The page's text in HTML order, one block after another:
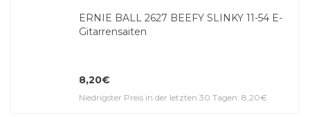
ERNIE BALL 2627 BEEFY SLINKY 11-54 E-
Gitar­ren­saiten
8,20€
Niedrigster Preis in der letzten 30 Tagen: 8,20€